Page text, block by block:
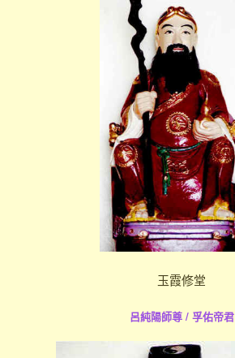
玉霞修堂
呂純陽師尊 / 孚佑帝君